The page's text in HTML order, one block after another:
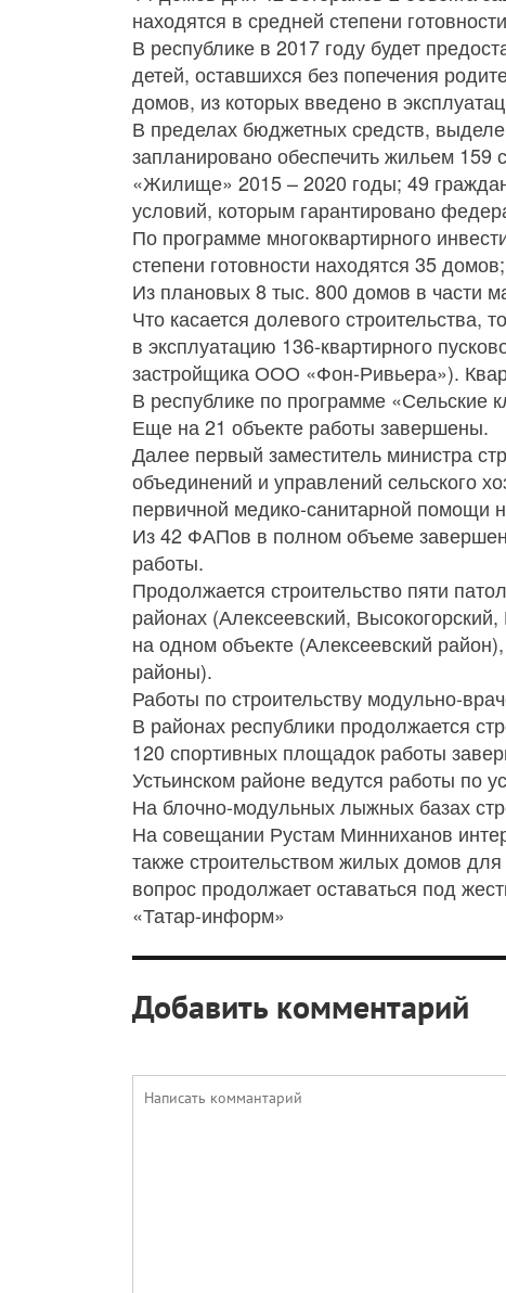
находятся в средней степени
В республике в 2017 году будет
детей, оставшихся без попечения
домов, из которых введено в
В пределах бюджетных средств,
запланировано обеспечить жильем
«Жилище» 2015 – 2020 годы; 49
условий, которым гарантировано
По программе многоквартирного
степени готовности находятся 35
Из плановых 8 тыс. 800 домов в части
Что касается долевого
в эксплуатацию 136-квартирного
застройщика ООО «Фон-Ривьера»).
В республике по программе «Сельские
Еще на 21 объекте работы завершены.
Далее первый заместитель министра
объединений и управлений сельского
первичной медико-санитарной помощи
Из 42 ФАПов в полном объеме
работы.
Продолжается строительство пяти
районах (Алексеевский,
на одном объекте (Алексеевский
районы).
Работы по строительству модульно-
В районах республики продолжается
120 спортивных площадок работы
Устьинском районе ведутся работы по
На блочно-модульных лыжных базах
На совещании Рустам Минниханов
также строительством жилых домов
вопрос продолжает оставаться под
«Татар-информ»
Добавить комментарий